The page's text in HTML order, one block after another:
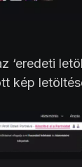
‘eredeti
kép